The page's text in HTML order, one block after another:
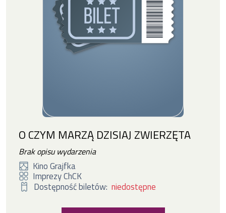
O CZYM MARZĄ DZISIAJ ZWIERZĘTA
Brak opisu wydarzenia
Kino Grajfka
Imprezy ChCK
Dostępność biletów: niedostępne